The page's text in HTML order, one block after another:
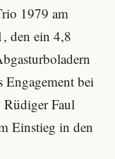
1979 am
den ein 4,8
Engagement bei
Faul
Einstieg in den